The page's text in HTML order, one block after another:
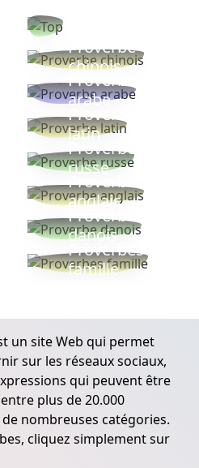
Proverbe
chinois
Proverbe
arabe
Proverbe
latin
Proverbe
russe
Proverbe
anglais
Proverbe
danois
Proverbes
famille
un site Web qui permet
sur les réseaux sociaux,
qui peuvent être
plus de 20.000
nombreuses catégories.
cliquez simplement sur